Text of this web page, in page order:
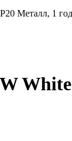
Металл, 1